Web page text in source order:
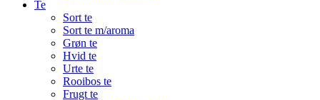
Te
Sort te
Sort te m/aroma
Grøn te
Hvid te
Urte te
Rooibos te
Frugt te